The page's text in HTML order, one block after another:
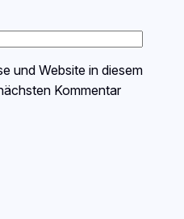
und Website in diesem
Kommentar